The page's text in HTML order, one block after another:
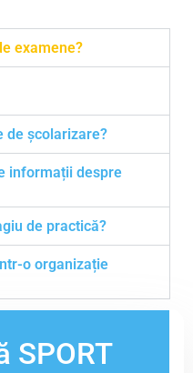
examene?
de școlarizare?
informații despre
de practică?
o organizație
SPORT